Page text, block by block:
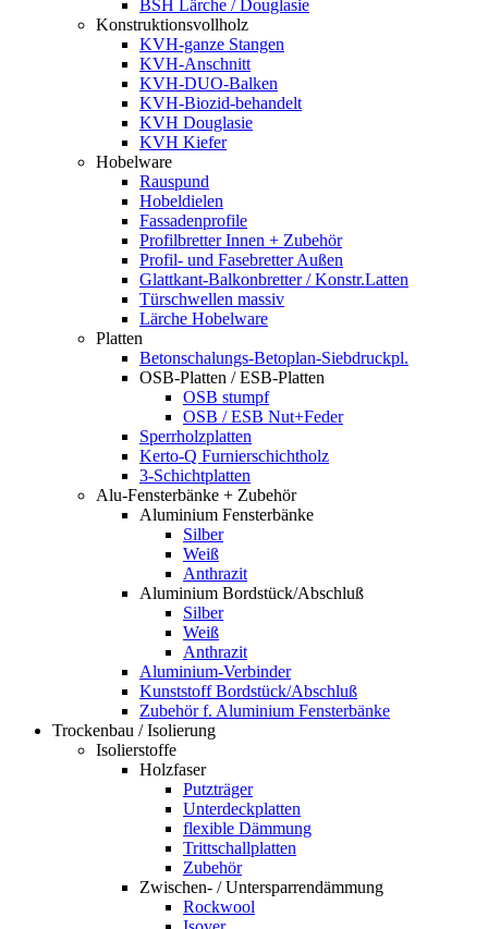
BSH Lärche / Douglasie
Konstruktionsvollholz
KVH-ganze Stangen
KVH-Anschnitt
KVH-DUO-Balken
KVH-Biozid-behandelt
KVH Douglasie
KVH Kiefer
Hobelware
Rauspund
Hobeldielen
Fassadenprofile
Profilbretter Innen + Zubehör
Profil- und Fasebretter Außen
Glattkant-Balkonbretter / Konstr.Latten
Türschwellen massiv
Lärche Hobelware
Platten
Betonschalungs-Betoplan-Siebdruckpl.
OSB-Platten / ESB-Platten
OSB stumpf
OSB / ESB Nut+Feder
Sperrholzplatten
Kerto-Q Furnierschichtholz
3-Schichtplatten
Alu-Fensterbänke + Zubehör
Aluminium Fensterbänke
Silber
Weiß
Anthrazit
Aluminium Bordstück/Abschluß
Silber
Weiß
Anthrazit
Aluminium-Verbinder
Kunststoff Bordstück/Abschluß
Zubehör f. Aluminium Fensterbänke
Trockenbau / Isolierung
Isolierstoffe
Holzfaser
Putzträger
Unterdeckplatten
flexible Dämmung
Trittschallplatten
Zubehör
Zwischen- / Untersparrendämmung
Rockwool